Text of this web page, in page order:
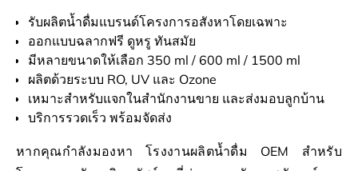
รับผลิตน้ำดื่มแบรนด์โครงการอสังหาโดยเฉพาะ
ออกแบบฉลากฟรี ดูหรู ทันสมัย
มีหลายขนาดให้เลือก 350 ml / 600 ml / 1500 ml
ผลิตด้วยระบบ RO, UV และ Ozone
เหมาะสำหรับแจกในสำนักงานขาย และส่งมอบลูกบ้าน
บริการรวดเร็ว พร้อมจัดส่ง
หากคุณกำลังมองหา โรงงานผลิตน้ำดื่ม OEM สำหรับ